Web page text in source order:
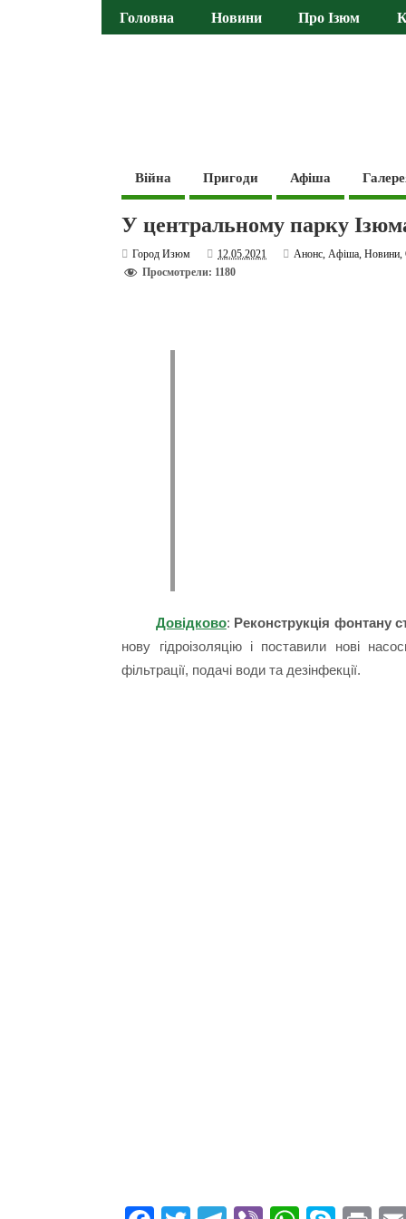
Головна Новини Про Ізюм
Війна Пригоди Афіша
У центральному парку
Город Изюм 12.05.2021 Анонс,Афіша,Новини,
Просмотрели: 1180
Довідково: Реконструкція фонтану
нову гідроізоляцію і поставили нові
фільтрації, подачі води та дезінфекції.